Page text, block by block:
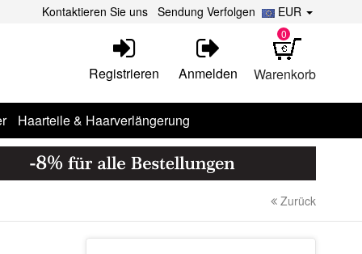
EUR
Kontaktieren Sie uns Sendung Verfolgen
Warenkorb
0
Registrieren Anmelden
Haarteile & Haarverlängerung
Zurück